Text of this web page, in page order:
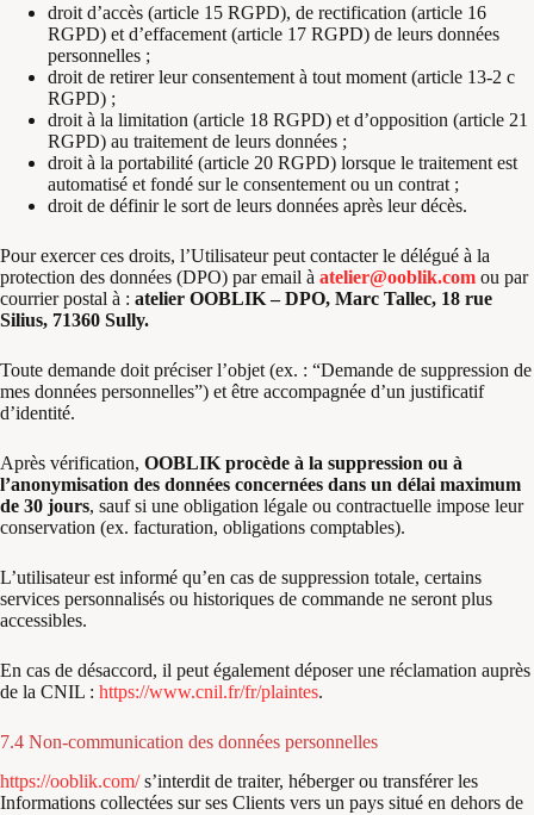
droit d’accès (article 15 RGPD), de rectification (article 16
RGPD) et d’effacement (article 17 RGPD) de leurs données
personnelles ;
droit de retirer leur consentement à tout moment (article 13-2 c
RGPD) ;
droit à la limitation (article 18 RGPD) et d’opposition (article 21
RGPD) au traitement de leurs données ;
droit à la portabilité (article 20 RGPD) lorsque le traitement est
automatisé et fondé sur le consentement ou un contrat ;
droit de définir le sort de leurs données après leur décès.
Pour exercer ces droits, l’Utilisateur peut contacter le délégué à la
protection des données (DPO) par email à atelier@ooblik.com ou par
courrier postal à : atelier OOBLIK – DPO, Marc Tallec, 18 rue
Silius, 71360 Sully.
Toute demande doit préciser l’objet (ex. : “Demande de suppression de
mes données personnelles”) et être accompagnée d’un justificatif
d’identité.
Après vérification, OOBLIK procède à la suppression ou à
l’anonymisation des données concernées dans un délai maximum
de 30 jours, sauf si une obligation légale ou contractuelle impose leur
conservation (ex. facturation, obligations comptables).
L’utilisateur est informé qu’en cas de suppression totale, certains
services personnalisés ou historiques de commande ne seront plus
accessibles.
En cas de désaccord, il peut également déposer une réclamation auprès
de la CNIL : https://www.cnil.fr/fr/plaintes.
7.4 Non-communication des données personnelles
https://ooblik.com/s’interdit de traiter, héberger ou transférer les
Informations collectées sur ses Clients vers un pays situé en dehors de